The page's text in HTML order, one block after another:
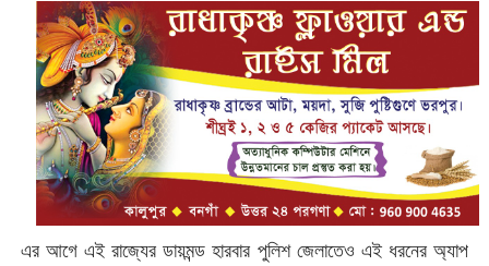
এর আগে এই রাজ্যের ডায়মন্ড হারবার পুলিশ জেলাতেও এই ধরনের অ্যাপ